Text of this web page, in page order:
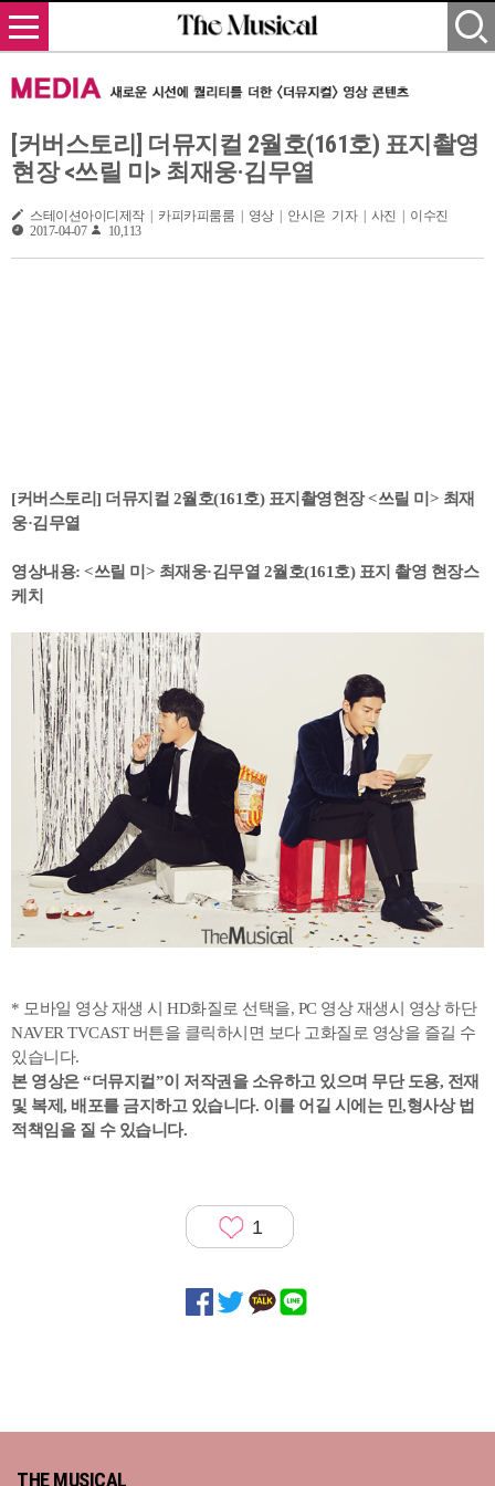
[커버스토리] 더뮤지컬 2월호(161호) 표지촬영
현장 <쓰릴 미> 최재웅·김무열
스테이션아이디제작 | 카피카피룸룸 | 영상 | 안시은 기자 | 사진 | 이수진
2017-04-07
10,113
[커버스토리] 더뮤지컬 2월호(161호) 표지촬영현장 <쓰릴 미> 최재
웅·김무열
영상내용: <쓰릴 미> 최재웅·김무열 2월호(161호) 표지 촬영 현장스
케치
* 모바일 영상 재생 시 HD화질로 선택을, PC 영상 재생시 영상 하단
NAVER TVCAST 버튼을 클릭하시면 보다 고화질로 영상을 즐길 수
있습니다.
본 영상은 “더뮤지컬”이 저작권을 소유하고 있으며 무단 도용, 전재
및 복제, 배포를 금지하고 있습니다. 이를 어길 시에는 민,형사상 법
적책임을 질 수 있습니다.
1
THE MUSICAL